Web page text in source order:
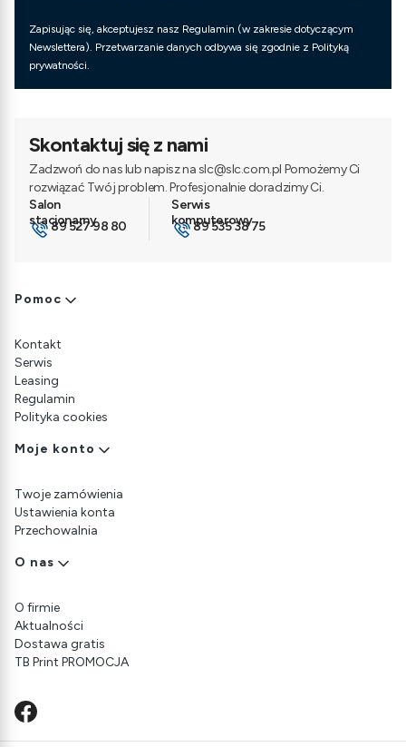
Zapisując się, akceptujesz nasz Regulamin (w zakresie dotyczącym
Newslettera). Przetwarzanie danych odbywa się zgodnie z Polityką
prywatności.
Skontaktuj się z nami
Zadzwoń do nas lub napisz na slc@slc.com.pl Pomożemy Ci
rozwiązać Twój problem. Profesjonalnie doradzimy Ci.
89 527 98 80 89 535 38 75
Linki w stopce
Pomoc
Kontakt
Serwis
Leasing
Regulamin
Polityka cookies
Moje konto
Twoje zamówienia
Ustawienia konta
Przechowalnia
O nas
O firmie
Aktualności
Dostawa gratis
TB Print PROMOCJA